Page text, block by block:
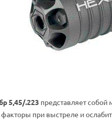
5,45/.223 представляет собой
при выстреле и